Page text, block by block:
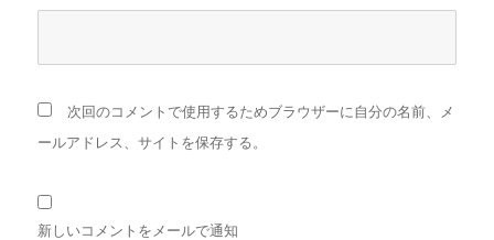
次回のコメントで使用するためブラウザーに自分の名前、メ
ールアドレス、サイトを保存する。
新しいコメントをメールで通知